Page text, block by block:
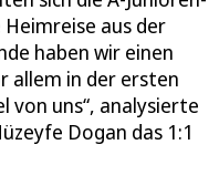
aus der
haben wir einen
allem in der ersten
von uns“, analysierte
Dogan das 1:1